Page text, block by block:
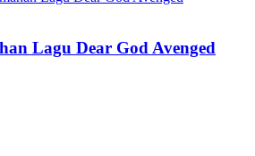
Lagu Dear God Avenged